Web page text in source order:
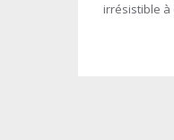
irrésistible